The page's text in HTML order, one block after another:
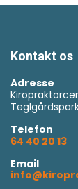
Kontakt os
Adresse
Telefon
64 40 20 13
Email